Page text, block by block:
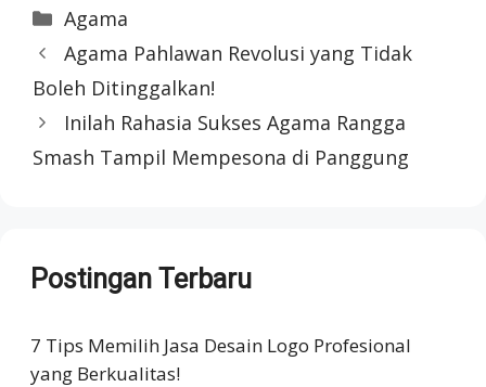
Categories
Agama
Agama Pahlawan Revolusi yang Tidak
Boleh Ditinggalkan!
Inilah Rahasia Sukses Agama Rangga
Smash Tampil Mempesona di Panggung
Postingan Terbaru
7 Tips Memilih Jasa Desain Logo Profesional
yang Berkualitas!